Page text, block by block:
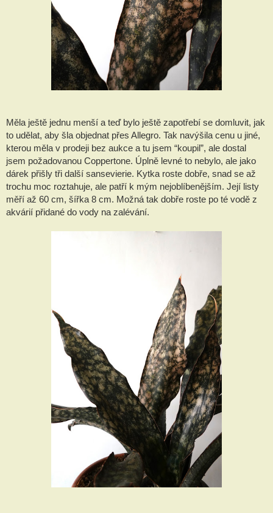
Měla ještě jednu menší a teď bylo ještě zapotřebí se domluvit, jak
to udělat, aby šla objednat přes Allegro. Tak navýšila cenu u jiné,
kterou měla v prodeji bez aukce a tu jsem “koupil”, ale dostal
jsem požadovanou Coppertone. Úplně levné to nebylo, ale jako
dárek přišly tři další sansevierie. Kytka roste dobře, snad se až
trochu moc roztahuje, ale patří k mým nejoblíbenějším. Její listy
měří až 60 cm, šířka 8 cm. Možná tak dobře roste po té vodě z
akvárií přidané do vody na zalévání.